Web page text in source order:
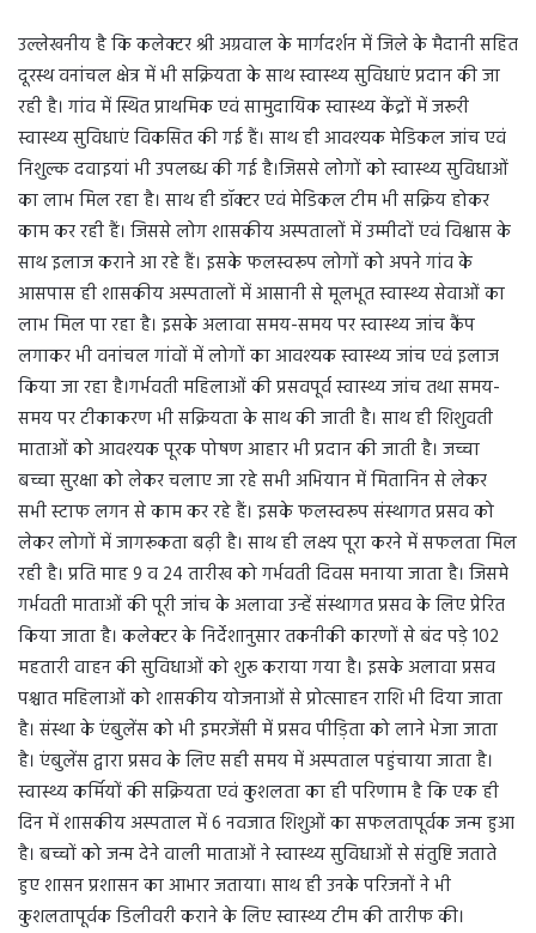
उल्लेखनीय है कि कलेक्टर श्री अग्रवाल के मार्गदर्शन में जिले के मैदानी सहित
दूरस्थ वनांचल क्षेत्र में भी सक्रियता के साथ स्वास्थ्य सुविधाएं प्रदान की जा
रही है। गांव में स्थित प्राथमिक एवं सामुदायिक स्वास्थ्य केंद्रों में जरूरी
स्वास्थ्य सुविधाएं विकसित की गई हैं। साथ ही आवश्यक मेडिकल जांच एवं
निशुल्क दवाइयां भी उपलब्ध की गई है।जिससे लोगों को स्वास्थ्य सुविधाओं
का लाभ मिल रहा है। साथ ही डॉक्टर एवं मेडिकल टीम भी सक्रिय होकर
काम कर रही हैं। जिससे लोग शासकीय अस्पतालों में उम्मीदों एवं विश्वास के
साथ इलाज कराने आ रहे हैं। इसके फलस्वरूप लोगों को अपने गांव के
आसपास ही शासकीय अस्पतालों में आसानी से मूलभूत स्वास्थ्य सेवाओं का
लाभ मिल पा रहा है। इसके अलावा समय-समय पर स्वास्थ्य जांच कैंप
लगाकर भी वनांचल गांवों में लोगों का आवश्यक स्वास्थ्य जांच एवं इलाज
किया जा रहा है।गर्भवती महिलाओं की प्रसवपूर्व स्वास्थ्य जांच तथा समय-
समय पर टीकाकरण भी सक्रियता के साथ की जाती है। साथ ही शिशुवती
माताओं को आवश्यक पूरक पोषण आहार भी प्रदान की जाती है। जच्चा
बच्चा सुरक्षा को लेकर चलाए जा रहे सभी अभियान में मितानिन से लेकर
सभी स्टाफ लगन से काम कर रहे हैं। इसके फलस्वरूप संस्थागत प्रसव को
लेकर लोगों में जागरूकता बढ़ी है। साथ ही लक्ष्य पूरा करने में सफलता मिल
रही है। प्रति माह 9 व 24 तारीख को गर्भवती दिवस मनाया जाता है। जिसमे
गर्भवती माताओं की पूरी जांच के अलावा उन्हें संस्थागत प्रसव के लिए प्रेरित
किया जाता है। कलेक्टर के निर्देशानुसार तकनीकी कारणों से बंद पड़े 102
महतारी वाहन की सुविधाओं को शुरू कराया गया है। इसके अलावा प्रसव
पश्चात महिलाओं को शासकीय योजनाओं से प्रोत्साहन राशि भी दिया जाता
है। संस्था के एंबुलेंस को भी इमरजेंसी में प्रसव पीड़िता को लाने भेजा जाता
है। एंबुलेंस द्वारा प्रसव के लिए सही समय में अस्पताल पहुंचाया जाता है।
स्वास्थ्य कर्मियों की सक्रियता एवं कुशलता का ही परिणाम है कि एक ही
दिन में शासकीय अस्पताल में 6 नवजात शिशुओं का सफलतापूर्वक जन्म हुआ
है। बच्चों को जन्म देने वाली माताओं ने स्वास्थ्य सुविधाओं से संतुष्टि जताते
हुए शासन प्रशासन का आभार जताया। साथ ही उनके परिजनों ने भी
कुशलतापूर्वक डिलीवरी कराने के लिए स्वास्थ्य टीम की तारीफ की।